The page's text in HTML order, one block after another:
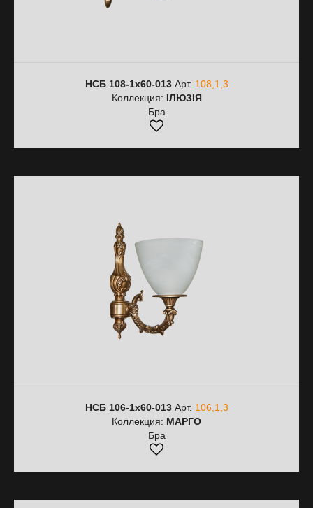
НСБ 108-1х60-013Арт. 108,1,3
Коллекция: ІЛЮЗІЯ
Бра
НСБ 106-1х60-013Арт. 106,1,3
Коллекция: МАРГО
Бра